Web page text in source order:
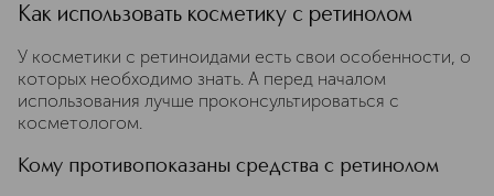
Как использовать косметику с ретинолом
У косметики с ретиноидами есть свои особенности, о
которых необходимо знать. А перед началом
использования лучше проконсультироваться с
косметологом.
Кому противопоказаны средства с ретинолом